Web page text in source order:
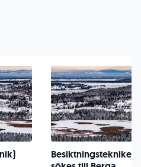
Besiktningstekniker